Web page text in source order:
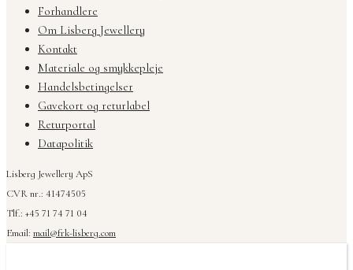
Forhandlere
Om Lisberg Jewellery
Kontakt
Materiale og smykkepleje
Handelsbetingelser
Gavekort og returlabel
Returportal
Datapolitik
Lisberg Jewellery ApS
CVR nr.: 41474505
Tlf.: +45 71 74 71 04
Email: mail@frk-lisberg.com